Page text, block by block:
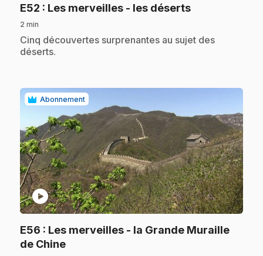
E52 : Les merveilles - les déserts.
2 min
.Cinq découvertes surprenantes au sujet des
déserts.
Abonnement
play_circle
E56 : Les merveilles - la Grande Muraille
de Chine.